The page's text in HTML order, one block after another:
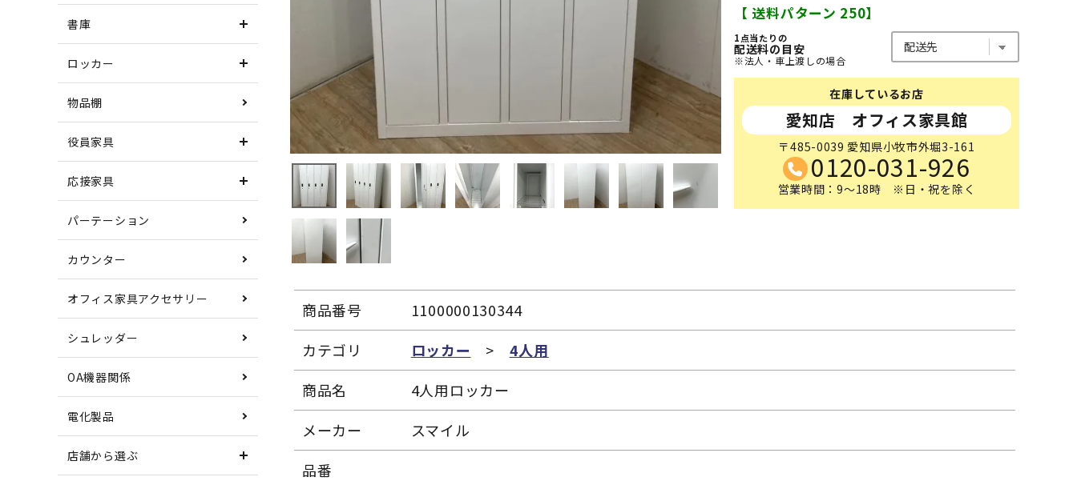
書庫
ロッカー
物品棚
役員家具
応接家具
パーテーション
カウンター
オフィス家具アクセサリー
シュレッダー
OA機器関係
電化製品
店舗から選ぶ
【 送料パターン 250】
1点当たりの
配送料の目安
※法人・車上渡しの場合
在庫しているお店
愛知店 オフィス家具館
〒485-0039 愛知県小牧市外堀3-161
0120-031-926
営業時間：9～18時 ※日・祝を除く
商品番号
1100000130344
カテゴリ
ロッカー > 4人用
商品名
4人用ロッカー
メーカー
スマイル
品番